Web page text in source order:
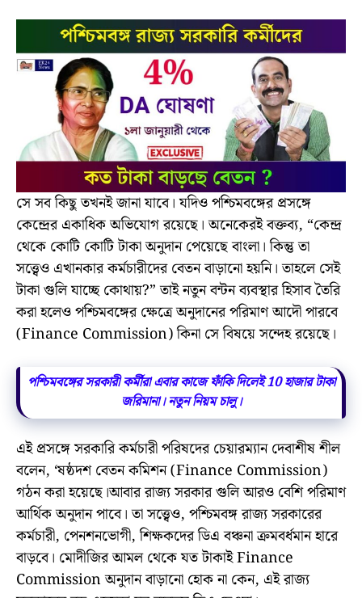
সে সব কিছু তখনই জানা যাবে। যদিও পশ্চিমবঙ্গের প্রসঙ্গে
কেন্দ্রের একাধিক অভিযোগ রয়েছে। অনেকেরই বক্তব্য, “কেন্দ্র
থেকে কোটি কোটি টাকা অনুদান পেয়েছে বাংলা। কিন্তু তা
সত্ত্বেও এখানকার কর্মচারীদের বেতন বাড়ানো হয়নি। তাহলে সেই
টাকা গুলি যাচ্ছে কোথায়?” তাই নতুন বন্টন ব্যবস্থার হিসাব তৈরি
করা হলেও পশ্চিমবঙ্গের ক্ষেত্রে অনুদানের পরিমাণ আদৌ পারবে
(Finance Commission) কিনা সে বিষয়ে সন্দেহ রয়েছে।
পশ্চিমবঙ্গের সরকারী কর্মীরা এবার কাজে ফাঁকি দিলেই 10 হাজার টাকা
জরিমানা। নতুন নিয়ম চালু।
এই প্রসঙ্গে সরকারি কর্মচারী পরিষদের চেয়ারম্যান দেবাশীষ শীল
বলেন, ‘ষষ্ঠদশ বেতন কমিশন (Finance Commission)
গঠন করা হয়েছে।আবার রাজ্য সরকার গুলি আরও বেশি পরিমাণ
আর্থিক অনুদান পাবে। তা সত্ত্বেও, পশ্চিমবঙ্গ রাজ্য সরকারের
কর্মচারী, পেনশনভোগী, শিক্ষকদের ডিএ বঞ্চনা ক্রমবর্ধমান হারে
বাড়বে। মোদীজির আমল থেকে যত টাকাই Finance
Commission অনুদান বাড়ানো হোক না কেন, এই রাজ্য